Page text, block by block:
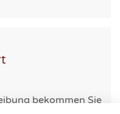
bekommen Sie